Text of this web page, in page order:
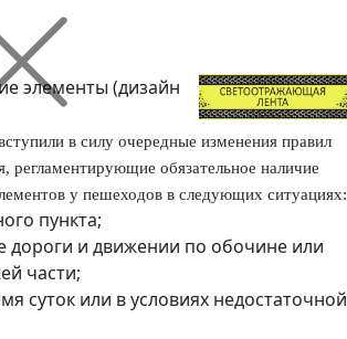
элементы (дизайн
в силу очередные изменения правил
регламентирующие обязательное наличие
у пешеходов в следующих ситуациях:
пункта;
дороги и движении по обочине или
части;
суток или в условиях недостаточной